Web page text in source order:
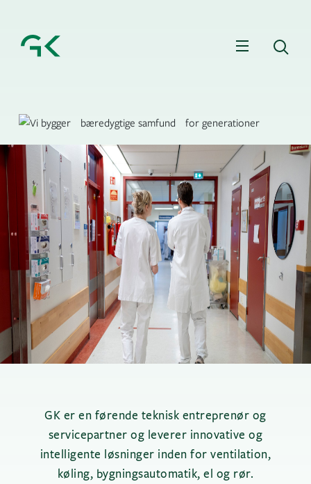
Menu
GK er en førende teknisk entreprenør og
servicepartner og leverer innovative og
intelligente løsninger inden for ventilation,
køling, bygningsautomatik, el og rør.